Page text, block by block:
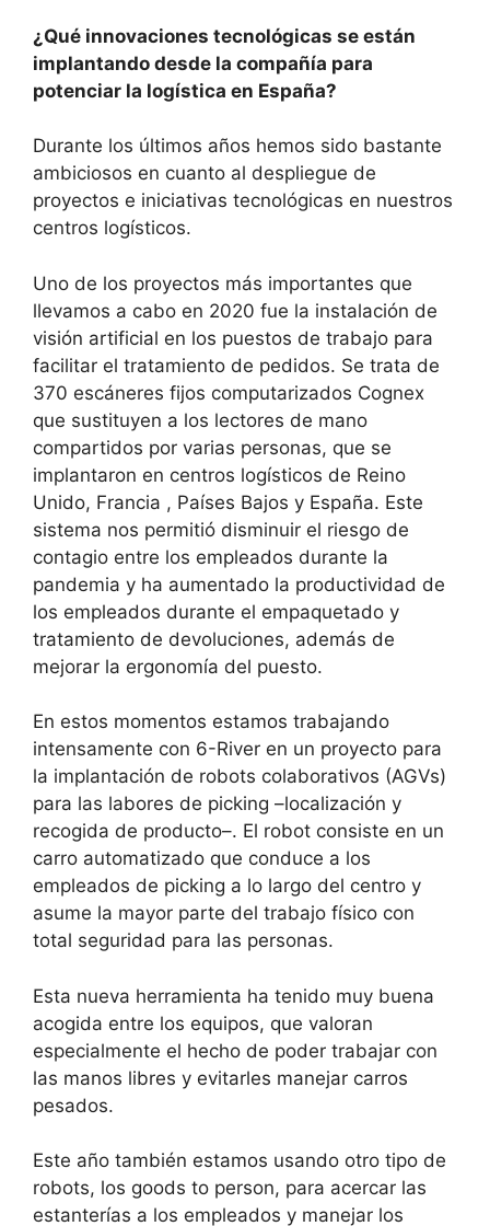
¿Qué innovaciones tecnológicas se están
implantando desde la compañía para
potenciar la logística en España?
Durante los últimos años hemos sido bastante
ambiciosos en cuanto al despliegue de
proyectos e iniciativas tecnológicas en nuestros
centros logísticos.
Uno de los proyectos más importantes que
llevamos a cabo en 2020 fue la instalación de
visión artificial en los puestos de trabajo para
facilitar el tratamiento de pedidos. Se trata de
370 escáneres fijos computarizados Cognex
que sustituyen a los lectores de mano
compartidos por varias personas, que se
implantaron en centros logísticos de Reino
Unido, Francia , Países Bajos y España. Este
sistema nos permitió disminuir el riesgo de
contagio entre los empleados durante la
pandemia y ha aumentado la productividad de
los empleados durante el empaquetado y
tratamiento de devoluciones, además de
mejorar la ergonomía del puesto.
En estos momentos estamos trabajando
intensamente con 6-River en un proyecto para
la implantación de robots colaborativos (AGVs)
para las labores de picking –localización y
recogida de producto–. El robot consiste en un
carro automatizado que conduce a los
empleados de picking a lo largo del centro y
asume la mayor parte del trabajo físico con
total seguridad para las personas.
Esta nueva herramienta ha tenido muy buena
acogida entre los equipos, que valoran
especialmente el hecho de poder trabajar con
las manos libres y evitarles manejar carros
pesados.
Este año también estamos usando otro tipo de
robots, los goods to person, para acercar las
estanterías a los empleados y manejar los